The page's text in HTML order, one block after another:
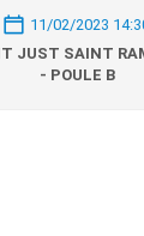
11/02/2023
JUST SAINT
- POULE B